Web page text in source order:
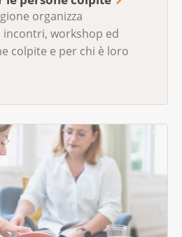
organizza
workshop ed
colpite e per chi è loro